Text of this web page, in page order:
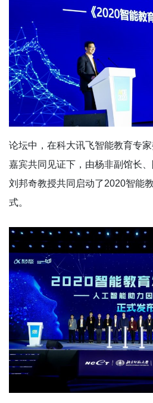
论坛中，在科大讯飞智能教育专家
嘉宾共同见证下，由杨非副馆长、
刘邦奇教授共同启动了2020智能
式。